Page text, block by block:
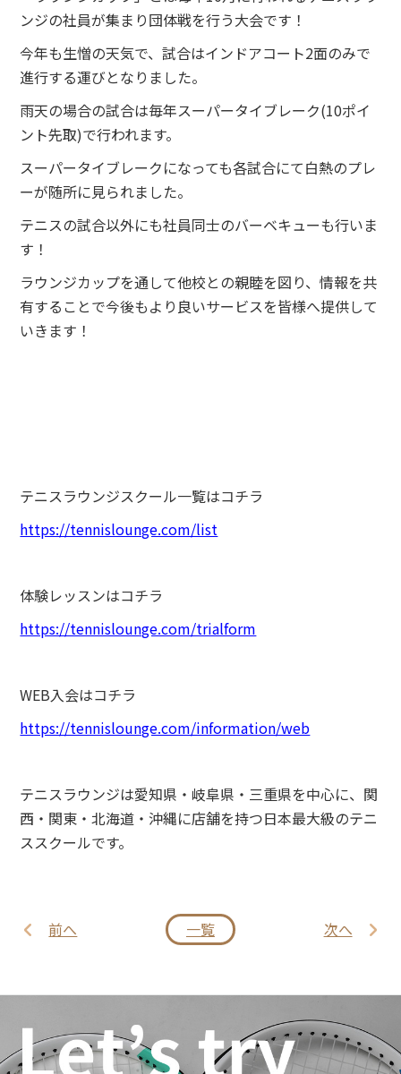
ンジの社員が集まり団体戦を行う大会です！
今年も生憎の天気で、試合はインドアコート2面のみで
進行する運びとなりました。
雨天の場合の試合は毎年スーパータイブレーク(10ポイ
ント先取)で行われます。
スーパータイブレークになっても各試合にて白熱のプレ
ーが随所に見られました。
テニスの試合以外にも社員同士のバーベキューも行いま
す！
ラウンジカップを通して他校との親睦を図り、情報を共
有することで今後もより良いサービスを皆様へ提供して
いきます！
テニスラウンジスクール一覧はコチラ
https://tennislounge.com/list
体験レッスンはコチラ
https://tennislounge.com/trialform
WEB入会はコチラ
https://tennislounge.com/information/web
テニスラウンジは愛知県・岐阜県・三重県を中心に、関
西・関東・北海道・沖縄に店舗を持つ日本最大級のテニ
ススクールです。
前へ 一覧 次へ